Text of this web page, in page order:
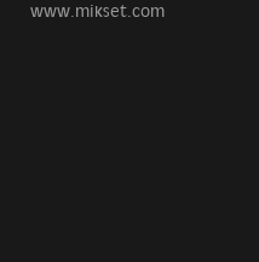
www.mikset.com